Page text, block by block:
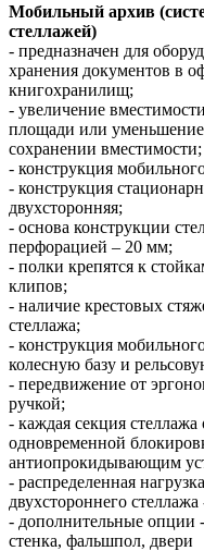
Мобильный архив
стеллажей)
- предназначен для
хранения документов в
книгохранилищ;
- увеличение
площади или
сохранении вместимости;
- конструкция
- конструкция
двухсторонняя;
- основа конструкции
перфорацией – 20 мм;
- полки крепятся к
клипов;
- наличие крестовых
стеллажа;
- конструкция
колесную базу и
- передвижение от
ручкой;
- каждая секция
одновременной
антиопрокидывающим
- распределенная
двухстороннего стеллажа
- дополнительные опции
стенка, фальшпол, двери